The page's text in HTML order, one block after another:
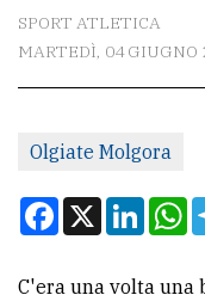
La
redazione
Per
tua
SPORT ATLETICA
MARTEDÌ, 04 GIUGNO
Olgiate Molgora
Facebook
X
C'era una volta una